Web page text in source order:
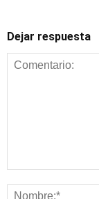
Dejar respuesta